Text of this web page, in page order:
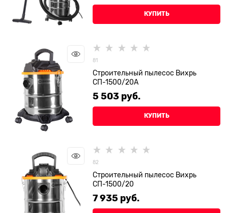
КУПИТЬ
81
Строительный пылесос Вихрь
СП-1500/20А
5 503 руб.
КУПИТЬ
82
Строительный пылесос Вихрь
СП-1500/20
7 935 руб.